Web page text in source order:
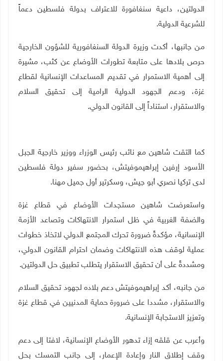
الدولتين، داعية سنغافورة للاعتراف بدولة فلسطين دعماً
للشرعية الدولية.
من جانبها، أكدت وزيرة الدولة السنغافورية للشؤون الخارجية
حرص بلادها على متابعة تطورات الأوضاع عن كثب، مشيرة
إلى أهمية الاستمرار في تقديم المساعدات الإنسانية لقطاع
غزة، ودعم الجهود الدولية الرامية إلى تحقيق السلام
والاستقرار، استناداً إلى القانون الدولي.
كما التقت شاهين مع نائب رئيس الوزراء ووزير خارجية الجبل
الأسود إرفين إبراهيموفيتش، بحضور سفير دولة فلسطين
لدى تركيا نصري أبو جيش، وسكرتير أول جميل مهنا.
واستعرضت شاهين مستجدات الأوضاع في قطاع غزة
والضفة الغربية في ظل استمرار الانتهاكات وتصاعد الأزمة
الإنسانية، مؤكدةً ضرورة تحرك المجتمع الدولي لاتخاذ خطوات
عملية لوقف هذه الانتهاكات وضمان احترام القانون الدولي،
ومشددةً على أن تحقيق الاستقرار يتطلب تطبيق حل الدولتين.
من جانبه، أكد إبراهيموفيتش دعم بلاده لجهود تحقيق السلام
والاستقرار، مشددا على ضرورة حماية المدنيين في قطاع غزة
وتعزيز الاستجابة الإنسانية.
وأعرب عن قلقه إزاء تدهور الأوضاع الإنسانية، لافتا إلى دعم
وقف إطلاق النار وإعادة الإعمار، إلى جانب التمسك بحل